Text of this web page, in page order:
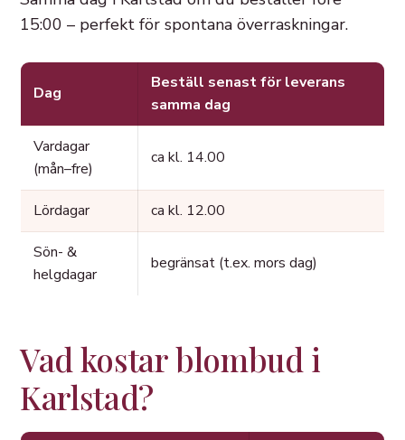
15:00 – perfekt för spontana överraskningar.
Dag
Beställ senast för leverans
samma dag
Vardagar
(mån–fre)
ca kl. 14.00
Lördagar ca kl. 12.00
Sön- &
helgdagar
begränsat (t.ex. mors dag)
Vad kostar blombud i
Karlstad?